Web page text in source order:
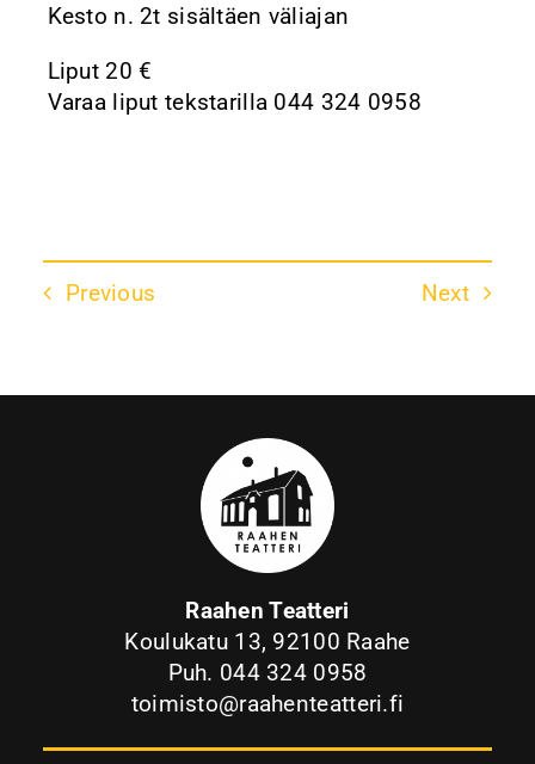
Kesto n. 2t sisältäen väliajan
Liput 20 €
Varaa liput tekstarilla 044 324 0958
Previous Next
Raahen Teatteri
Koulukatu 13, 92100 Raahe
Puh. 044 324 0958
toimisto@raahenteatteri.fi